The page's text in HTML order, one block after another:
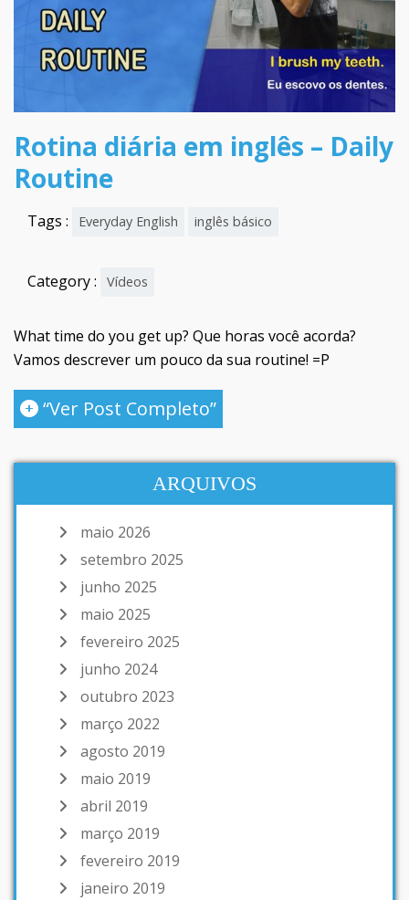
Rotina diária em inglês – Daily
Routine
Tags : Everyday English inglês básico
Category : Vídeos
What time do you get up? Que horas você acorda?
Vamos descrever um pouco da sua routine! =P
“Ver Post Completo”
ARQUIVOS
maio 2026
setembro 2025
junho 2025
maio 2025
fevereiro 2025
junho 2024
outubro 2023
março 2022
agosto 2019
maio 2019
abril 2019
março 2019
fevereiro 2019
janeiro 2019